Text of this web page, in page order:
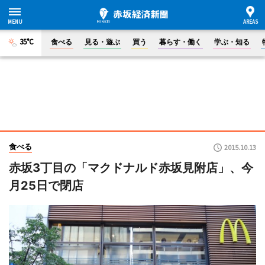
35°C 食べる 見る・遊ぶ 買う 暮らす・働く 学ぶ・知る
食べる 2015.10.13
赤坂3丁目の「マクドナルド赤坂見附店」、今
月25日で閉店